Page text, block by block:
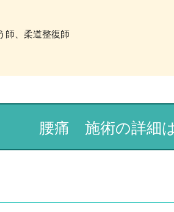
師、柔道整復師
腰痛 施術の詳細